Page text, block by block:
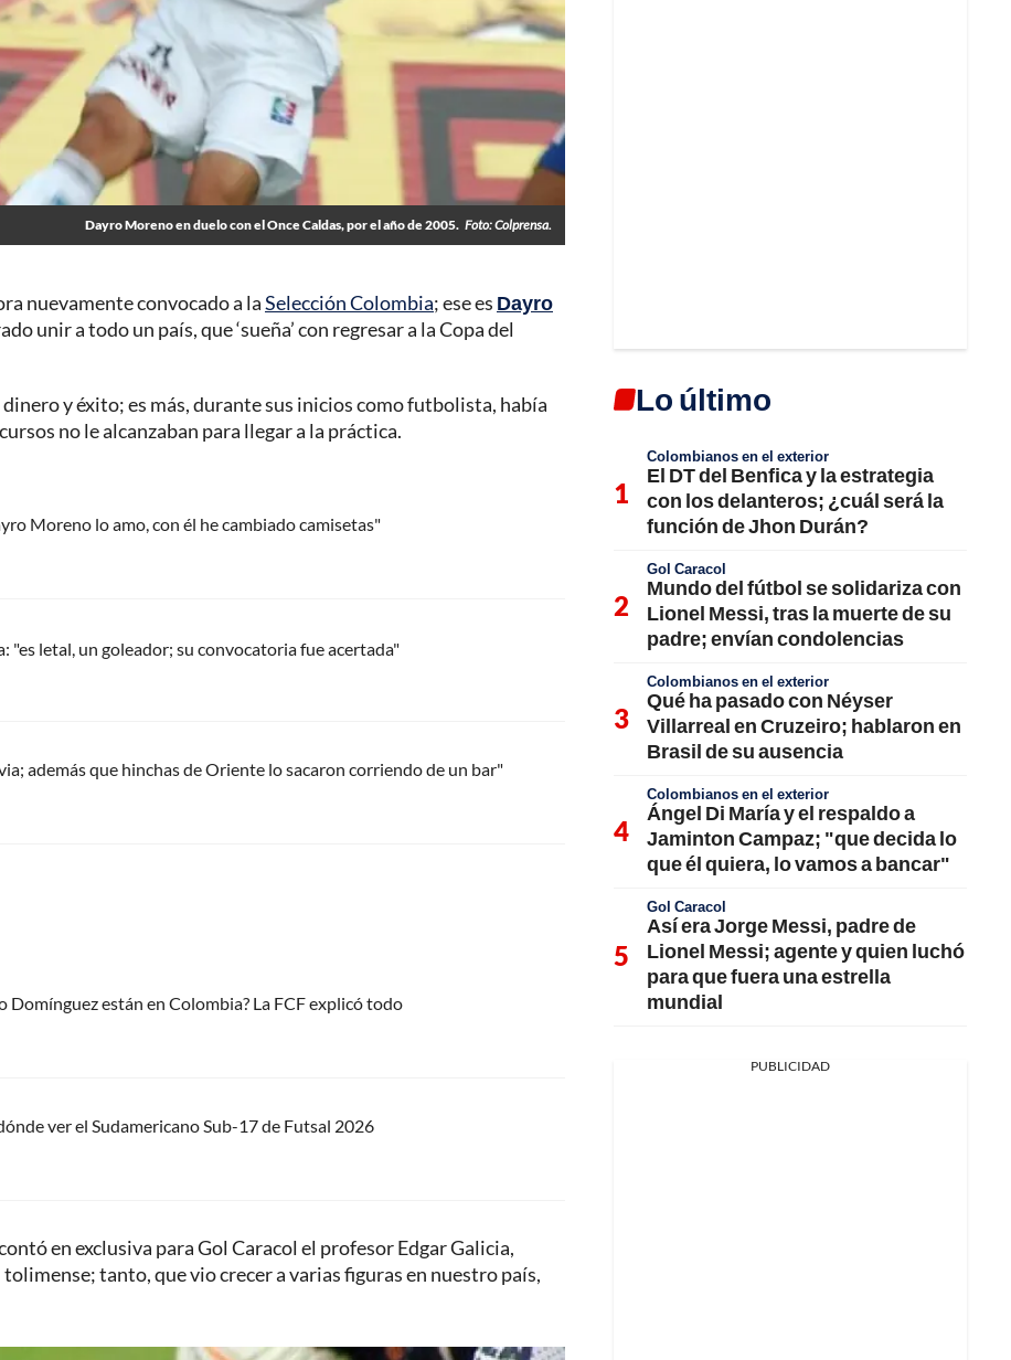
Dayro Moreno en duelo con el Once Caldas, por el año de 2005. Foto: Colprensa.
nuevamente convocado a laSelección Colombia; ese es Dayro
unir a todo un país, que ‘sueña’ con regresar a la Copa del
y éxito; es más, durante sus inicios como futbolista, había
no le alcanzaban para llegar a la práctica.
Moreno lo amo, con él he cambiado camisetas"
"es letal, un goleador; su convocatoria fue acertada"
además que hinchas de Oriente lo sacaron corriendo de un bar"
están en Colombia? La FCF explicó todo
ver el Sudamericano Sub-17 de Futsal 2026
en exclusiva para Gol Caracol el profesor Edgar Galicia,
tanto, que vio crecer a varias figuras en nuestro país,
Lo último
Colombianos en el exterior
El DT del Benfica y la estrategia
con los delanteros; ¿cuál será la
función de Jhon Durán?
Gol Caracol
Mundo del fútbol se solidariza con
Lionel Messi, tras la muerte de su
padre; envían condolencias
Colombianos en el exterior
Qué ha pasado con Néyser
Villarreal en Cruzeiro; hablaron en
Brasil de su ausencia
Colombianos en el exterior
Ángel Di María y el respaldo a
Jaminton Campaz; "que decida lo
que él quiera, lo vamos a bancar"
Gol Caracol
Así era Jorge Messi, padre de
Lionel Messi; agente y quien luchó
para que fuera una estrella
mundial
PUBLICIDAD